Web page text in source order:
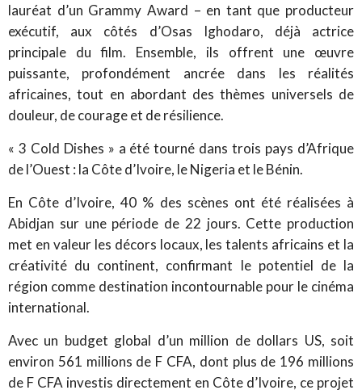
lauréat d’un Grammy Award – en tant que producteur
exécutif, aux côtés d’Osas Ighodaro, déjà actrice
principale du film. Ensemble, ils offrent une œuvre
puissante, profondément ancrée dans les réalités
africaines, tout en abordant des thèmes universels de
douleur, de courage et de résilience.
« 3 Cold Dishes » a été tourné dans trois pays d’Afrique
de l’Ouest : la Côte d’Ivoire, le Nigeria et le Bénin.
En Côte d’Ivoire, 40 % des scènes ont été réalisées à
Abidjan sur une période de 22 jours. Cette production
met en valeur les décors locaux, les talents africains et la
créativité du continent, confirmant le potentiel de la
région comme destination incontournable pour le cinéma
international.
Avec un budget global d’un million de dollars US, soit
environ 561 millions de F CFA, dont plus de 196 millions
de F CFA investis directement en Côte d’Ivoire, ce projet